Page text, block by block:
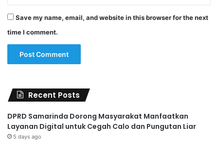
Save my name, email, and website in this browser for the next
time I comment.
Recent Posts
DPRD Samarinda Dorong Masyarakat Manfaatkan
Layanan Digital untuk Cegah Calo dan Pungutan Liar
5 days ago